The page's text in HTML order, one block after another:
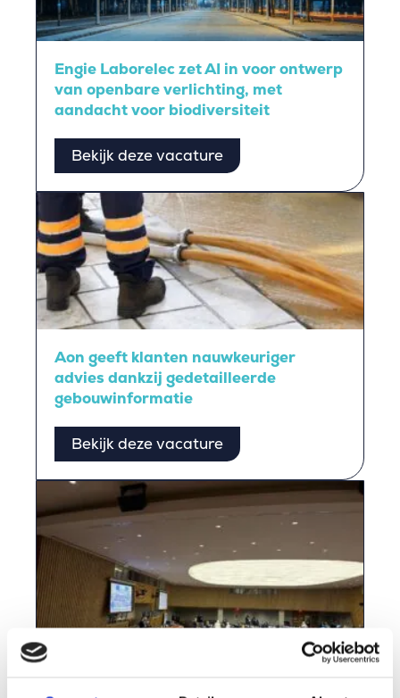
Engie Laborelec zet AI in voor ontwerp
van openbare verlichting, met
aandacht voor biodiversiteit
Bekijk deze vacature
Aon geeft klanten nauwkeuriger
advies dankzij gedetailleerde
gebouwinformatie
Bekijk deze vacature